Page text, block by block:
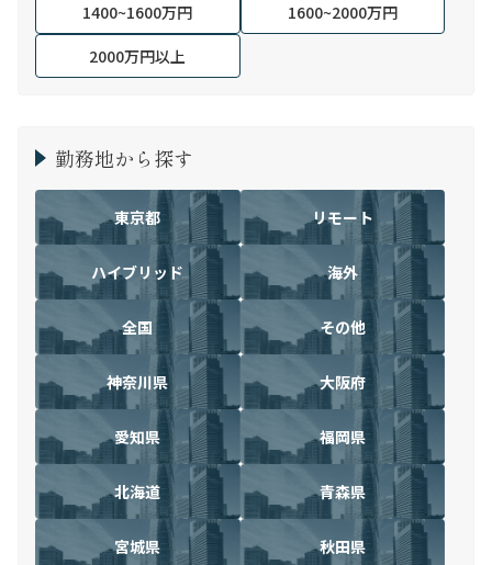
1400~1600万円
1600~2000万円
2000万円以上
勤務地から探す
東京都 リモート
ハイブリッド 海外
全国 その他
神奈川県 大阪府
愛知県 福岡県
北海道 青森県
宮城県 秋田県